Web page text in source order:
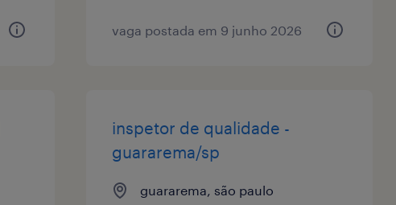
vaga postada em 9 junho 2026
inspetor de qualidade -
guararema/sp
guararema, são paulo